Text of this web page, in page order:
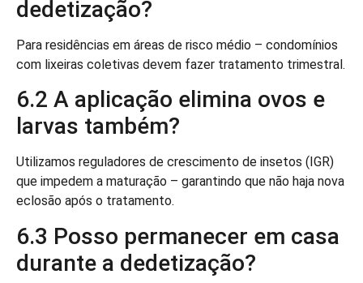
dedetização?
Para residências em áreas de risco médio – condomínios
com lixeiras coletivas devem fazer tratamento trimestral.
6.2 A aplicação elimina ovos e
larvas também?
Utilizamos reguladores de crescimento de insetos (IGR)
que impedem a maturação – garantindo que não haja nova
eclosão após o tratamento.
6.3 Posso permanecer em casa
durante a dedetização?